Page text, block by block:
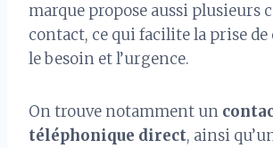
marque propose aussi plusieurs
contact, ce qui facilite la prise
le besoin et l’urgence.
On trouve notamment un
téléphonique direct, ainsi